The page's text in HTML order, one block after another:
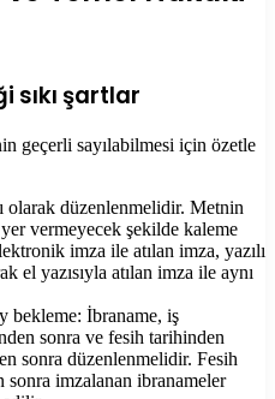
sıkı şartlar
geçerli sayılabilmesi için özetle
olarak düzenlenmelidir. Metnin
yer vermeyecek şekilde kaleme
imza ile atılan imza, yazılı
el yazısıyla atılan imza ile aynı
bekleme: İbraname, iş
sonra ve fesih tarihinden
sonra düzenlenmelidir. Fesih
sonra imzalanan ibranameler